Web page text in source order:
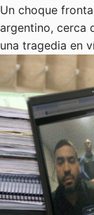
Un choque
argentino, cerca
una tragedia en